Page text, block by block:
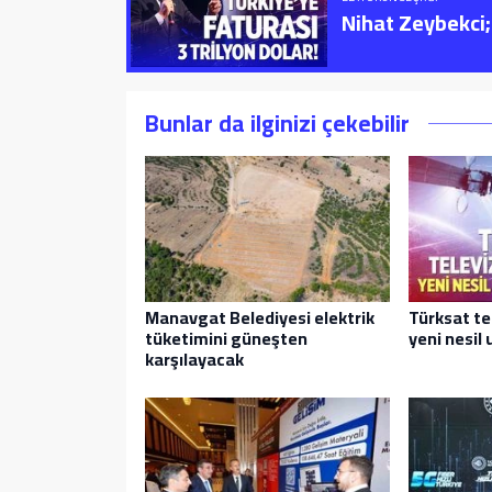
Nihat
Bunlar da ilginizi çekebilir
Manavgat Belediyesi elektrik
tüketimini güneşten
karşılayacak
Türksat
yeni nesil